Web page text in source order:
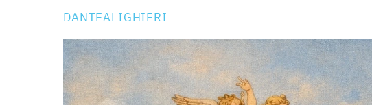
DANTEALIGHIERI